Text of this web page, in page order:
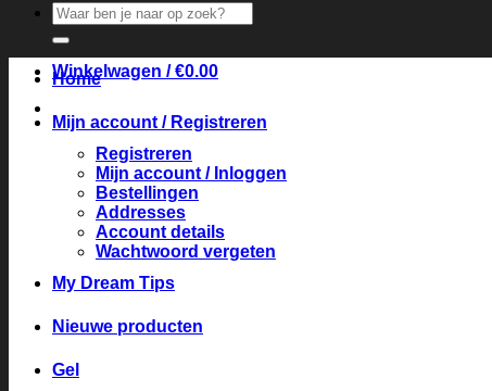
Zoeken
naar:
Winkelwagen /€0.00
Home
Mijn account / Registreren
Registreren
Mijn account / Inloggen
Bestellingen
Addresses
Account details
Wachtwoord vergeten
My Dream Tips
Nieuwe producten
Gel